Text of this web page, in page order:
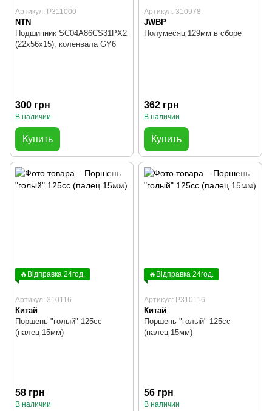
Артикул: P311000
NTN
Подшипник SC04A86CS31PX2
(22x56x15), коленвала GY6
300 грн
В наличии
Купить
Артикул: 310978
JWBP
Полумесяц 129мм в сборе
362 грн
В наличии
Купить
🔥Відправка 24год.
Артикул: 310116
Китай
Поршень "голый" 125cc
(палец 15мм)
58 грн
В наличии
🔥Відправка 24год.
Артикул: P310116
Китай
Поршень "голый" 125cc
(палец 15мм)
56 грн
В наличии